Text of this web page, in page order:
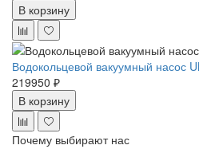
В корзину
Водокольцевой вакуумный насос
219950 ₽
В корзину
Почему выбирают нас